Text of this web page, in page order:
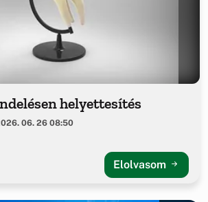
helyettesítés
06. 26 08:50
Elolvasom